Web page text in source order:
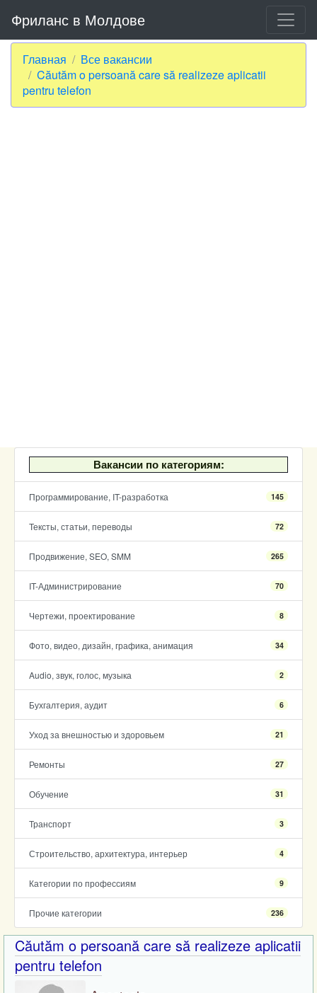
Фриланс в Молдове
Главная
Все вакансии
Căutăm o persoană care să realizeze aplicatii
pentru telefon
Вакансии по категориям:
Программирование, IT-разработка 145
Тексты, статьи, переводы 72
Продвижение, SEO, SMM 265
IT-Администрирование 70
Чертежи, проектирование 8
Фото, видео, дизайн, графика, анимация 34
Audio, звук, голос, музыка 2
Бухгалтерия, аудит 6
Уход за внешностью и здоровьем 21
Ремонты 27
Обучение 31
Транспорт 3
Строительство, архитектура, интерьер 4
Категории по профессиям 9
Прочие категории 236
Căutăm o persoană care să realizeze aplicatii
pentru telefon